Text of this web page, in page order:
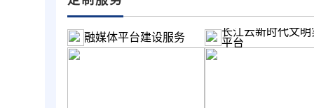
融媒体平台建设服务
长江云新时代文明
平台